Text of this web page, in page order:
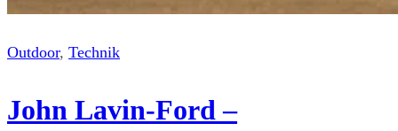
Outdoor, Technik
John Lavin-Ford –